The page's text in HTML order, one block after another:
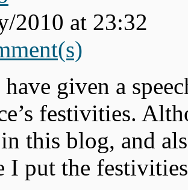
2010 at 23:32
given a
festivities.
this blog, and
I put the